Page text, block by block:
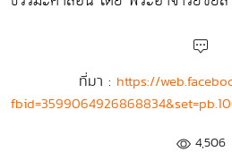
ที่มา : https://
4,506